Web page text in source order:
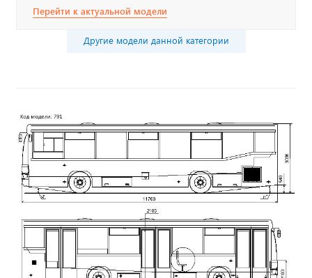
Перейти к актуальной модели
Другие модели данной категории